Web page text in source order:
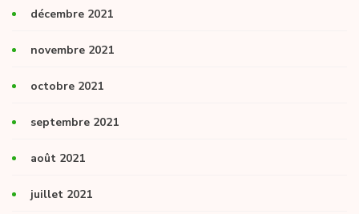
décembre 2021
novembre 2021
octobre 2021
septembre 2021
août 2021
juillet 2021